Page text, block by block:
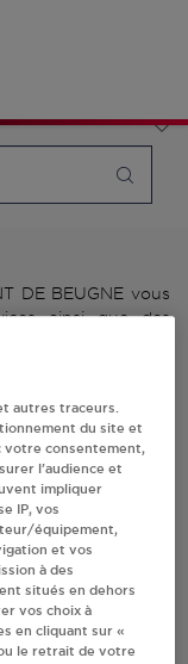
vente (revendeur /
gaz ou station GPL
DE BEUGNE vous
ainsi que des
DE BEUGNE,
DE
autres traceurs.
du site et
votre consentement,
l’audience et
impliquer
IP, vos
équipement,
et vos
à des
situés en dehors
vos choix à
en cliquant sur «
le retrait de votre